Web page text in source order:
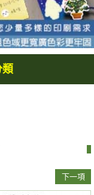
下一項